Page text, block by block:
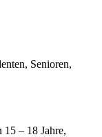
Senioren,
15 – 18 Jahre,